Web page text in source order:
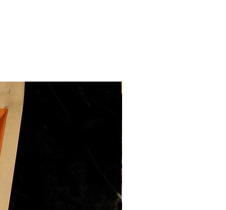
produits
dans
des services de la Poste,
dès